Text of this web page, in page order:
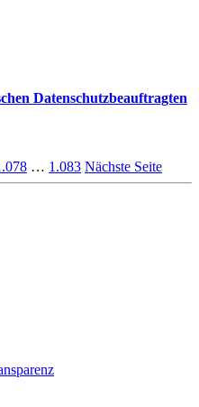
Datenschutzbeauftragten
… 1.083 Nächste Seite